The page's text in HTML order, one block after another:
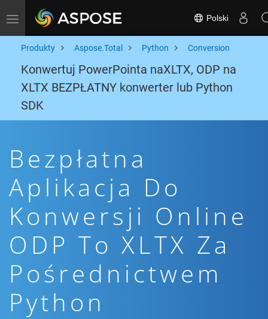
Toggle navigation Polski
Produkty Aspose.Total Python Conversion
Konwertuj PowerPointa naXLTX, ODP na
XLTX BEZPŁATNY konwerter lub Python
SDK
Bezpłatna
Aplikacja Do
Konwersji Online
ODP To XLTX Za
Pośrednictwem
Python